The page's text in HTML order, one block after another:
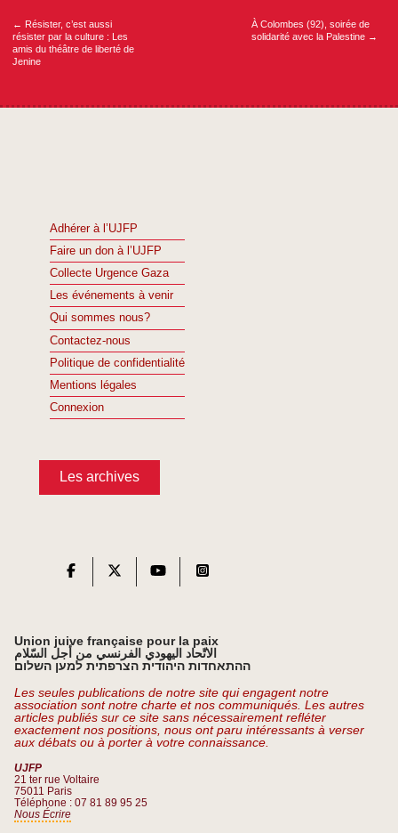
← Résister, c’est aussi
résister par la culture : Les
amis du théâtre de liberté de
Jenine
À Colombes (92), soirée de
solidarité avec la Palestine →
Adhérer à l’UJFP
Faire un don à l’UJFP
Collecte Urgence Gaza
Les événements à venir
Qui sommes nous?
Contactez-nous
Politique de confidentialité
Mentions légales
Connexion
Les archives
Union juive française pour la paix
الاتّحاد اليهودي الفرنسي من أجل السّلام
ההתאחדות היהודית הצרפתית למען השלום
Les seules publications de notre site qui engagent notre
association sont notre charte et nos communiqués. Les autres
articles publiés sur ce site sans nécessairement refléter
exactement nos positions, nous ont paru intéressants à verser
aux débats ou à porter à votre connaissance.
UJFP
21 ter rue Voltaire
75011 Paris
Téléphone : 07 81 89 95 25
Nous Écrire